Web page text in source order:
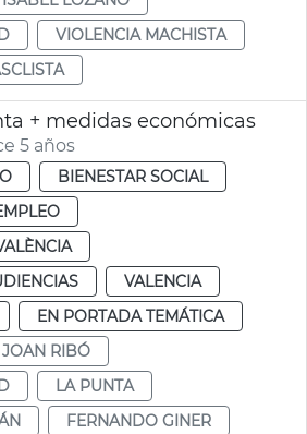
VIOLENCIA MACHISTA
+ medidas económicas
5 años
BIENESTAR SOCIAL
VALENCIA
EN PORTADA TEMÁTICA
JOAN RIBÓ
LA PUNTA
FERNANDO GINER